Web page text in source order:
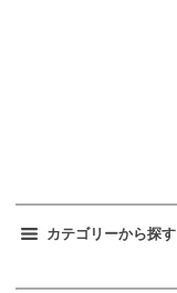
カテゴリーから探す